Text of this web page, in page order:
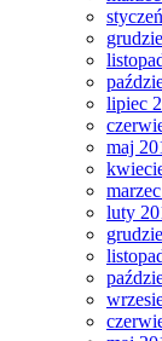
lipiec
maj
luty